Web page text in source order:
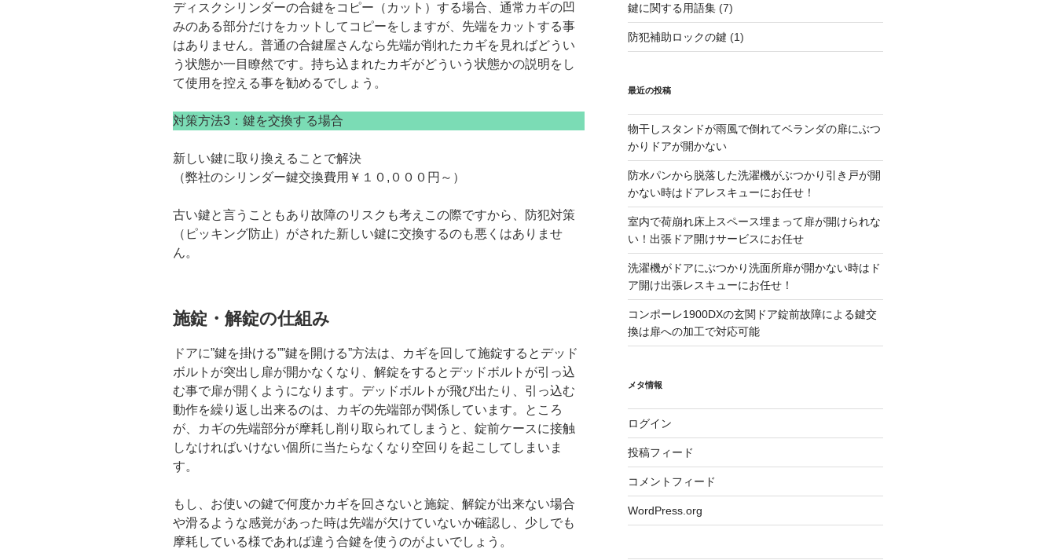
ディスクシリンダーの合鍵をコピー（カット）する場合、通常カギの凹
みのある部分だけをカットしてコピーをしますが、先端をカットする事
はありません。普通の合鍵屋さんなら先端が削れたカギを見ればどうい
う状態か一目瞭然です。持ち込まれたカギがどういう状態かの説明をし
て使用を控える事を勧めるでしょう。
対策方法3：鍵を交換する場合
新しい鍵に取り換えることで解決
（弊社のシリンダー鍵交換費用￥１０,０００円～）
古い鍵と言うこともあり故障のリスクも考えこの際ですから、防犯対策
（ピッキング防止）がされた新しい鍵に交換するのも悪くはありませ
ん。
施錠・解錠の仕組み
ドアに”鍵を掛ける””鍵を開ける”方法は、カギを回して施錠するとデッド
ボルトが突出し扉が開かなくなり、解錠をするとデッドボルトが引っ込
む事で扉が開くようになります。デッドボルトが飛び出たり、引っ込む
動作を繰り返し出来るのは、カギの先端部が関係しています。ところ
が、カギの先端部分が摩耗し削り取られてしまうと、錠前ケースに接触
しなければいけない個所に当たらなくなり空回りを起こしてしまいま
す。
もし、お使いの鍵で何度かカギを回さないと施錠、解錠が出来ない場合
や滑るような感覚があった時は先端が欠けていないか確認し、少しでも
摩耗している様であれば違う合鍵を使うのがよいでしょう。
鍵に関する用語集(7)
防犯補助ロックの鍵 (1)
最近の投稿
物干しスタンドが雨風で倒れてベランダの扉にぶつ
かりドアが開かない
防水パンから脱落した洗濯機がぶつかり引き戸が開
かない時はドアレスキューにお任せ！
室内で荷崩れ床上スペース埋まって扉が開けられな
い！出張ドア開けサービスにお任せ
洗濯機がドアにぶつかり洗面所扉が開かない時はド
ア開け出張レスキューにお任せ！
コンポーレ1900DXの玄関ドア錠前故障による鍵交
換は扉への加工で対応可能
メタ情報
ログイン
投稿フィード
コメントフィード
WordPress.org